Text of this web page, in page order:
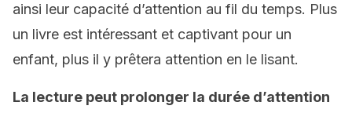
ainsi leur capacité d’attention au fil du temps. Plus
un livre est intéressant et captivant pour un
enfant, plus il y prêtera attention en le lisant.
La lecture peut prolonger la durée d’attention